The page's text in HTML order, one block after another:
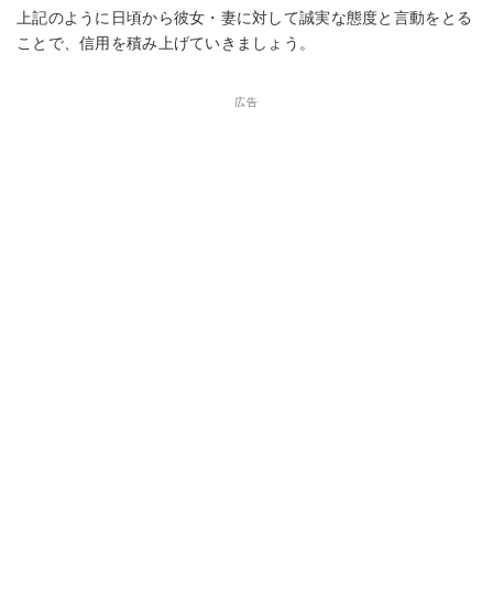
上記のように日頃から彼女・妻に対して誠実な態度と言動をとる
ことで、信用を積み上げていきましょう。
広告